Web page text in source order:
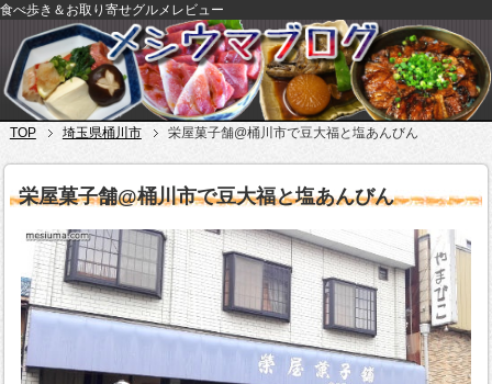
食べ歩き＆お取り寄せグルメレビュー
TOP 埼玉県桶川市 栄屋菓子舗@桶川市で豆大福と塩あんびん
栄屋菓子舗@桶川市で豆大福と塩あんびん